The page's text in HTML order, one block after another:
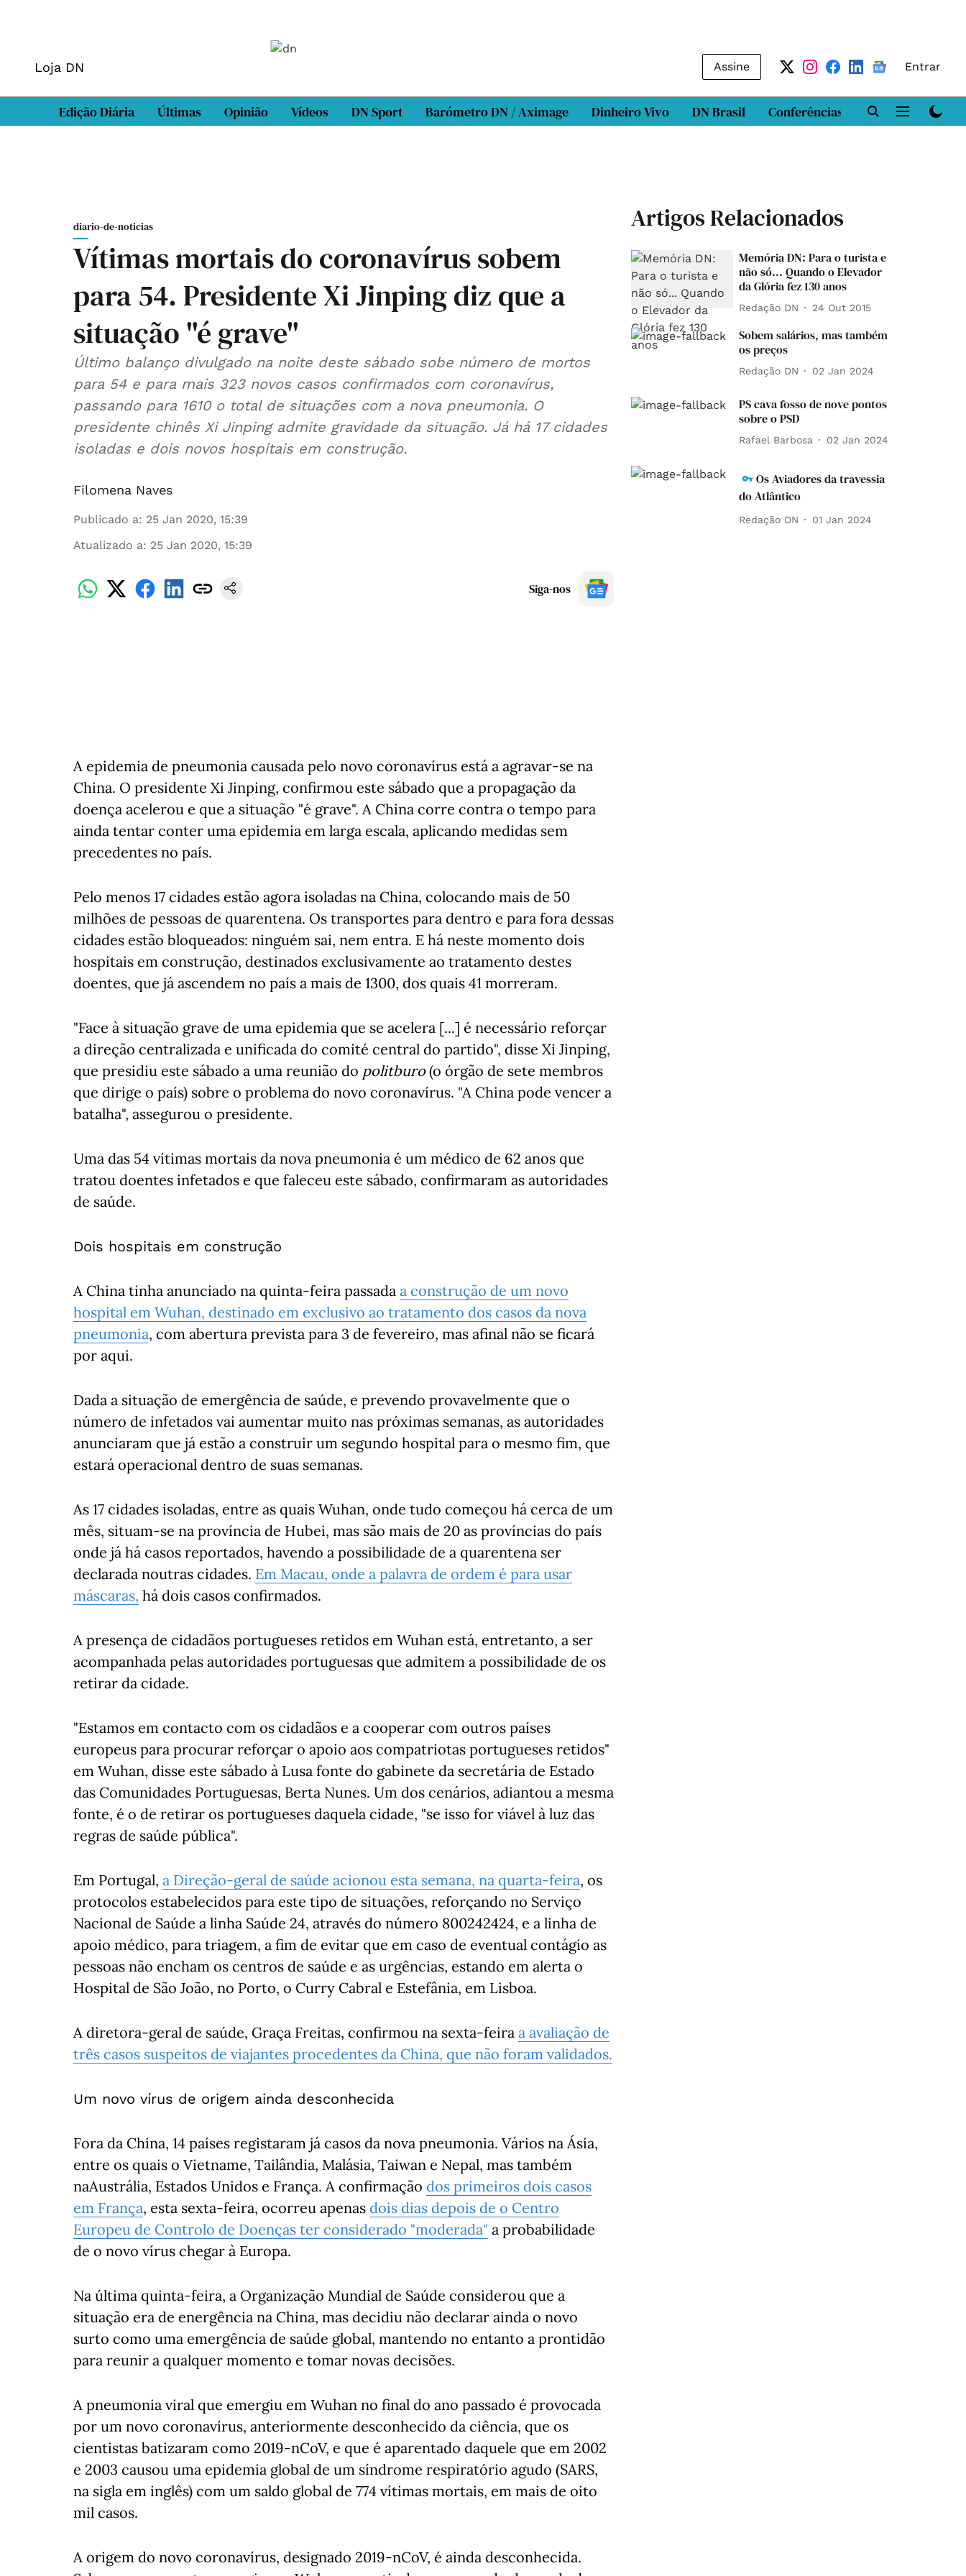
Loja DN Assine Entrar
Edição Diária Últimas Opinião Vídeos DN Sport Barómetro DN / Aximage Dinheiro Vivo DN Brasil Conferências DN LAB
diario-de-noticias
Vítimas mortais do coronavírus sobem
para 54. Presidente Xi Jinping diz que a
situação "é grave"
Último balanço divulgado na noite deste sábado sobe número de mortos
para 54 e para mais 323 novos casos confirmados com coronavírus,
passando para 1610 o total de situações com a nova pneumonia. O
presidente chinês Xi Jinping admite gravidade da situação. Já há 17 cidades
isoladas e dois novos hospitais em construção.
Filomena Naves
Publicado a: 25 Jan 2020, 15:39
Atualizado a: 25 Jan 2020, 15:39
Siga-nos
A epidemia de pneumonia causada pelo novo coronavírus está a agravar-se na
China. O presidente Xi Jinping, confirmou este sábado que a propagação da
doença acelerou e que a situação "é grave". A China corre contra o tempo para
ainda tentar conter uma epidemia em larga escala, aplicando medidas sem
precedentes no país.
Pelo menos 17 cidades estão agora isoladas na China, colocando mais de 50
milhões de pessoas de quarentena. Os transportes para dentro e para fora dessas
cidades estão bloqueados: ninguém sai, nem entra. E há neste momento dois
hospitais em construção, destinados exclusivamente ao tratamento destes
doentes, que já ascendem no país a mais de 1300, dos quais 41 morreram.
"Face à situação grave de uma epidemia que se acelera [...] é necessário reforçar
a direção centralizada e unificada do comité central do partido", disse Xi Jinping,
que presidiu este sábado a uma reunião do politburo(o órgão de sete membros
que dirige o país) sobre o problema do novo coronavírus. "A China pode vencer a
batalha", assegurou o presidente.
Uma das 54 vítimas mortais da nova pneumonia é um médico de 62 anos que
tratou doentes infetados e que faleceu este sábado, confirmaram as autoridades
de saúde.
Dois hospitais em construção
A China tinha anunciado na quinta-feira passada a construção de um novo
hospital em Wuhan, destinado em exclusivo ao tratamento dos casos da nova
pneumonia, com abertura prevista para 3 de fevereiro, mas afinal não se ficará
por aqui.
Dada a situação de emergência de saúde, e prevendo provavelmente que o
número de infetados vai aumentar muito nas próximas semanas, as autoridades
anunciaram que já estão a construir um segundo hospital para o mesmo fim, que
estará operacional dentro de suas semanas.
As 17 cidades isoladas, entre as quais Wuhan, onde tudo começou há cerca de um
mês, situam-se na província de Hubei, mas são mais de 20 as províncias do país
onde já há casos reportados, havendo a possibilidade de a quarentena ser
declarada noutras cidades. Em Macau, onde a palavra de ordem é para usar
máscaras, há dois casos confirmados.
A presença de cidadãos portugueses retidos em Wuhan está, entretanto, a ser
acompanhada pelas autoridades portuguesas que admitem a possibilidade de os
retirar da cidade.
"Estamos em contacto com os cidadãos e a cooperar com outros países
europeus para procurar reforçar o apoio aos compatriotas portugueses retidos"
em Wuhan, disse este sábado à Lusa fonte do gabinete da secretária de Estado
das Comunidades Portuguesas, Berta Nunes. Um dos cenários, adiantou a mesma
fonte, é o de retirar os portugueses daquela cidade, "se isso for viável à luz das
regras de saúde pública".
Em Portugal, a Direção-geral de saúde acionou esta semana, na quarta-feira, os
protocolos estabelecidos para este tipo de situações, reforçando no Serviço
Nacional de Saúde a linha Saúde 24, através do número 800242424, e a linha de
apoio médico, para triagem, a fim de evitar que em caso de eventual contágio as
pessoas não encham os centros de saúde e as urgências, estando em alerta o
Hospital de São João, no Porto, o Curry Cabral e Estefânia, em Lisboa.
A diretora-geral de saúde, Graça Freitas, confirmou na sexta-feira a avaliação de
três casos suspeitos de viajantes procedentes da China, que não foram validados.
Um novo vírus de origem ainda desconhecida
Fora da China, 14 países registaram já casos da nova pneumonia. Vários na Ásia,
entre os quais o Vietname, Tailândia, Malásia, Taiwan e Nepal, mas também
naAustrália, Estados Unidos e França. A confirmação dos primeiros dois casos
em França, esta sexta-feira, ocorreu apenas dois dias depois de o Centro
Europeu de Controlo de Doenças ter considerado "moderada" a probabilidade
de o novo vírus chegar à Europa.
Na última quinta-feira, a Organização Mundial de Saúde considerou que a
situação era de energência na China, mas decidiu não declarar ainda o novo
surto como uma emergência de saúde global, mantendo no entanto a prontidão
para reunir a qualquer momento e tomar novas decisões.
A pneumonia viral que emergiu em Wuhan no final do ano passado é provocada
por um novo coronavírus, anteriormente desconhecido da ciência, que os
cientistas batizaram como 2019-nCoV, e que é aparentado daquele que em 2002
e 2003 causou uma epidemia global de um síndrome respiratório agudo (SARS,
na sigla em inglês) com um saldo global de 774 vítimas mortais, em mais de oito
mil casos.
A origem do novo coronavírus, designado 2019-nCoV, é ainda desconhecida.
Artigos Relacionados
Memória DN: Para o turista e
não só... Quando o Elevador
da Glória fez 130 anos
Redação DN 24 Out 2015
Sobem salários, mas também
os preços
Redação DN 02 Jan 2024
PS cava fosso de nove pontos
sobre o PSD
Rafael Barbosa 02 Jan 2024
Os Aviadores da travessia
do Atlântico
Redação DN 01 Jan 2024